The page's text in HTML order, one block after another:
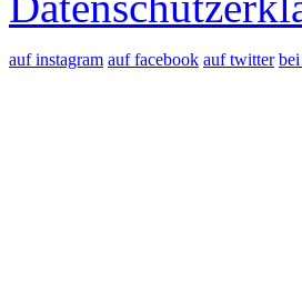
auf instagram auf facebook auf twitter